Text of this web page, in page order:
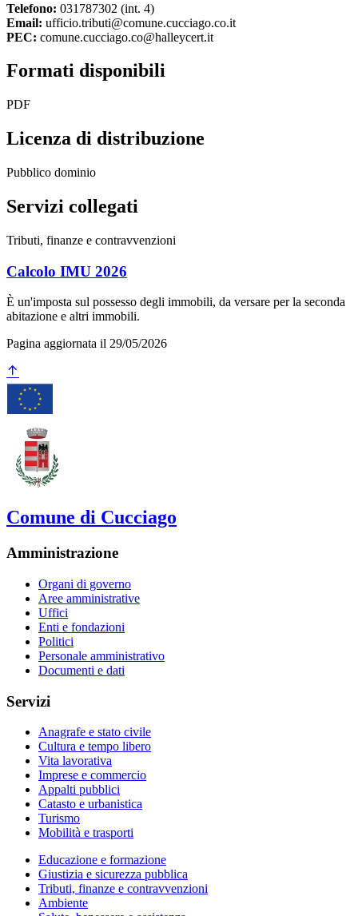
Telefono: 031787302 (int. 4)
Email: ufficio.tributi@comune.cucciago.co.it
PEC: comune.cucciago.co@halleycert.it
Formati disponibili
PDF
Licenza di distribuzione
Pubblico dominio
Servizi collegati
Tributi, finanze e contravvenzioni
Calcolo IMU 2026
È un'imposta sul possesso degli immobili, da versare per la seconda
abitazione e altri immobili.
Pagina aggiornata il 29/05/2026
Comune di Cucciago
Amministrazione
Organi di governo
Aree amministrative
Uffici
Enti e fondazioni
Politici
Personale amministrativo
Documenti e dati
Servizi
Anagrafe e stato civile
Cultura e tempo libero
Vita lavorativa
Imprese e commercio
Appalti pubblici
Catasto e urbanistica
Turismo
Mobilità e trasporti
Educazione e formazione
Giustizia e sicurezza pubblica
Tributi, finanze e contravvenzioni
Ambiente